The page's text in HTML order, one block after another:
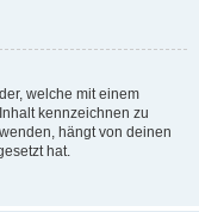
welche mit einem
kennzeichnen zu
hängt von deinen
hat.